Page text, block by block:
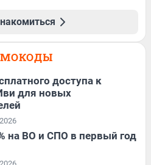
доступа к
для новых
на ВО и СПО в первый год